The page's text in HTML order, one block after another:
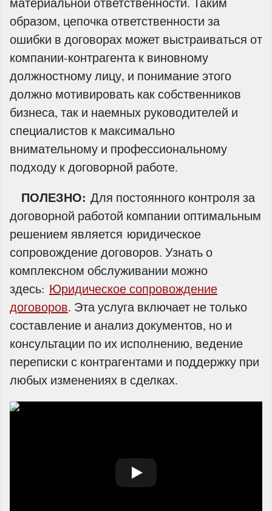
образом, цепочка ответственности за
ошибки в договорах может выстраиваться от
компании-контрагента к виновному
должностному лицу, и понимание этого
должно мотивировать как собственников
бизнеса, так и наемных руководителей и
специалистов к максимально
внимательному и профессиональному
подходу к договорной работе.
ПОЛЕЗНО: Для постоянного контроля за
договорной работой компании оптимальным
решением является юридическое
сопровождение договоров. Узнать о
комплексном обслуживании можно
здесь: Юридическое сопровождение
договоров. Эта услуга включает не только
составление и анализ документов, но и
консультации по их исполнению, ведение
переписки с контрагентами и поддержку при
любых изменениях в сделках.